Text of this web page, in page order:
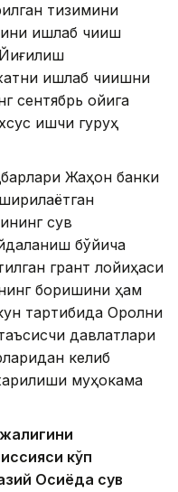
тизимини
ишлаб чиқиш
ишлаб чиқишни
сентябрь ойига
ишчи гуруҳ
Жаҳон банки
сув
бўйича
грант лойиҳаси
боришини ҳам
тартибида Оролни
давлатлари
келиб
муҳокама
кўп
Осиёда сув